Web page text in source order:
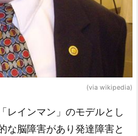
(via wikipedia)
レインマン」のモデルとし
な脳障害があり発達障害と